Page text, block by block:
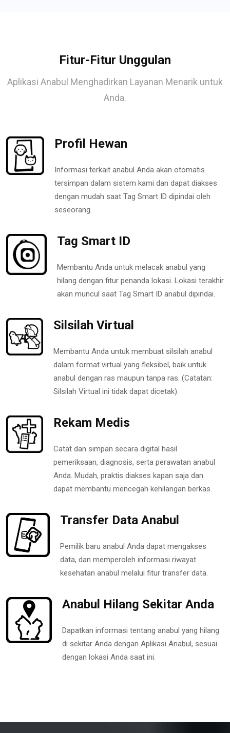
Fitur-Fitur Unggulan
Aplikasi Anabul Menghadirkan Layanan Menarik untuk
Anda.
Profil Hewan
Informasi terkait anabul Anda akan otomatis
tersimpan dalam sistem kami dan dapat diakses
dengan mudah saat Tag Smart ID dipindai oleh
seseorang.
Tag Smart ID
Membantu Anda untuk melacak anabul yang
hilang dengan fitur penanda lokasi. Lokasi terakhir
akan muncul saat Tag Smart ID anabul dipindai.
Silsilah Virtual
Membantu Anda untuk membuat silsilah anabul
dalam format virtual yang fleksibel, baik untuk
anabul dengan ras maupun tanpa ras. (Catatan:
Silsilah Virtual ini tidak dapat dicetak).
Rekam Medis
Catat dan simpan secara digital hasil
pemeriksaan, diagnosis, serta perawatan anabul
Anda. Mudah, praktis diakses kapan saja dan
dapat membantu mencegah kehilangan berkas.
Transfer Data Anabul
Pemilik baru anabul Anda dapat mengakses
data, dan memperoleh informasi riwayat
kesehatan anabul melalui fitur transfer data.
Anabul Hilang Sekitar Anda
Dapatkan informasi tentang anabul yang hilang
di sekitar Anda dengan Aplikasi Anabul, sesuai
dengan lokasi Anda saat ini.